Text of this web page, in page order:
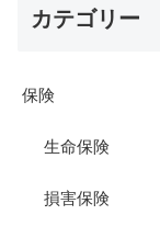
カテゴリー
保険
生命保険
損害保険